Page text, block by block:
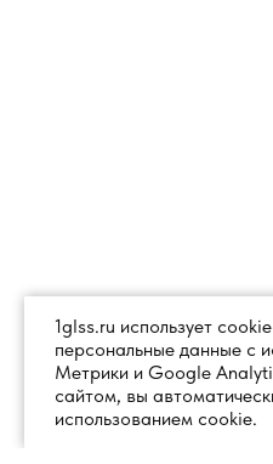
1glss.ru использует
персональные данные с
Метрики и Google
сайтом, вы
использованием cookie.